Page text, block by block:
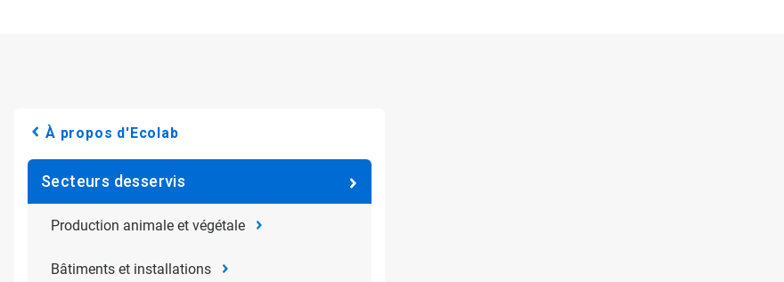
À propos d'Ecolab
Secteurs desservis
Production animale et végétale
Bâtiments et installations